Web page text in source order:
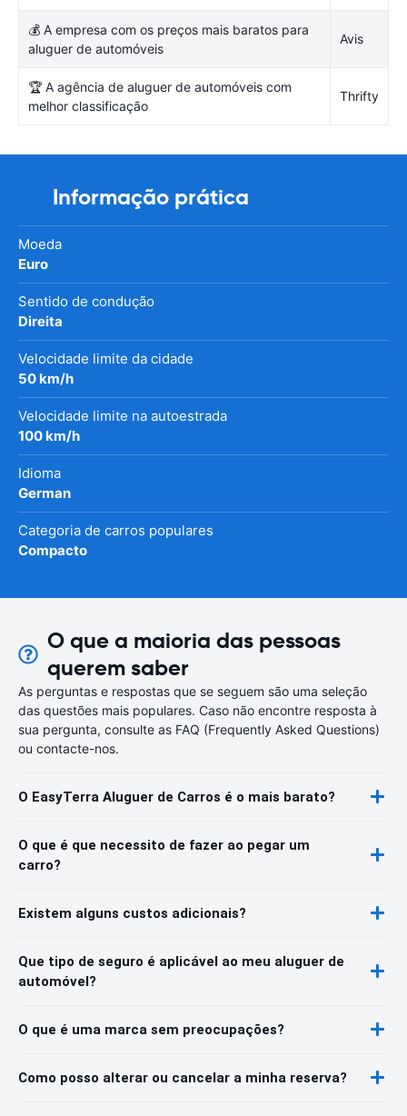
💰 A empresa com os preços mais baratos para
aluguer de automóveis
Avis
🏆 A agência de aluguer de automóveis com
melhor classificação
Thrifty
Informação prática
Moeda
Euro
Sentido de condução
Direita
Velocidade limite da cidade
50 km/h
Velocidade limite na autoestrada
100 km/h
Idioma
German
Categoria de carros populares
Compacto
O que a maioria das pessoas
querem saber
As perguntas e respostas que se seguem são uma seleção
das questões mais populares. Caso não encontre resposta à
sua pergunta, consulte as FAQ (Frequently Asked Questions)
ou contacte-nos.
O EasyTerra Aluguer de Carros é o mais barato?
O que é que necessito de fazer ao pegar um
carro?
Existem alguns custos adicionais?
Que tipo de seguro é aplicável ao meu aluguer de
automóvel?
O que é uma marca sem preocupações?
Como posso alterar ou cancelar a minha reserva?